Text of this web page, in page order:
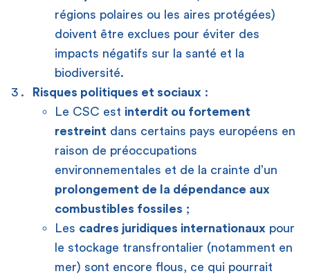
régions polaires ou les aires protégées)
doivent être exclues pour éviter des
impacts négatifs sur la santé et la
biodiversité.
Risques politiques et sociaux :
Le CSC est interdit ou fortement
restreint dans certains pays européens en
raison de préoccupations
environnementales et de la crainte d’un
prolongement de la dépendance aux
combustibles fossiles ;
Les cadres juridiques internationaux pour
le stockage transfrontalier (notamment en
mer) sont encore flous, ce qui pourrait